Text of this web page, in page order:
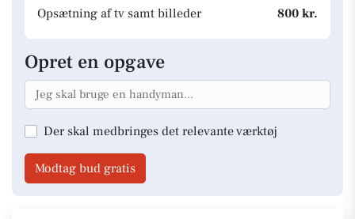
Opsætning af tv samt billeder 800 kr.
Opret en opgave
Der skal medbringes det relevante værktøj
Modtag bud gratis